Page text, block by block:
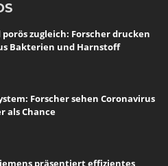
porös zugleich: Forscher drucken
Bakterien und Harnstoff
Forscher sehen Coronavirus
als Chance
präsentiert effizientes